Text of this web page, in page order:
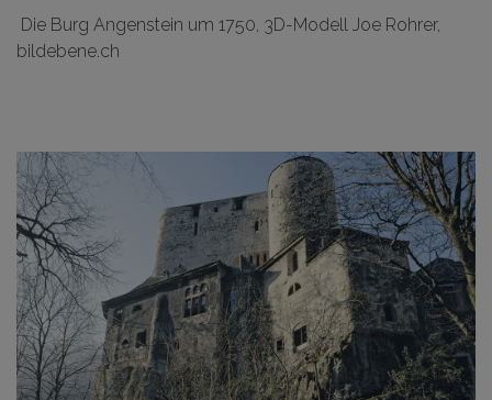
Die Burg Angenstein um 1750, 3D-Modell Joe Rohrer,
bildebene.ch